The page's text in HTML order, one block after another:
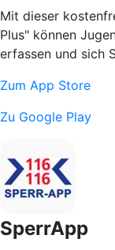
Mit dieser
Plus" können
erfassen und sich
Zum App Store
Zu Google Play
SperrApp